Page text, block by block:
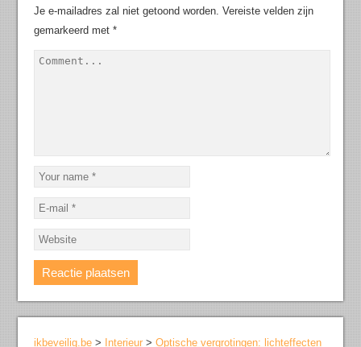
Je e-mailadres zal niet getoond worden. Vereiste velden zijn
gemarkeerd met*
ikbeveilig.be > Interieur >Optische vergrotingen: lichteffecten